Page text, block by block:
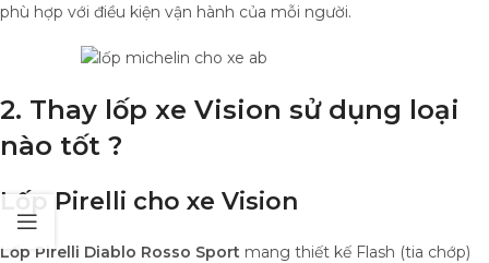
phù hợp với điều kiện vận hành của mỗi người.
2. Thay lốp xe Vision sử dụng loại
nào tốt ?
Lốp Pirelli cho xe Vision
Lốp Pirelli Diablo Rosso Sport mang thiết kế Flash (tia chớp)